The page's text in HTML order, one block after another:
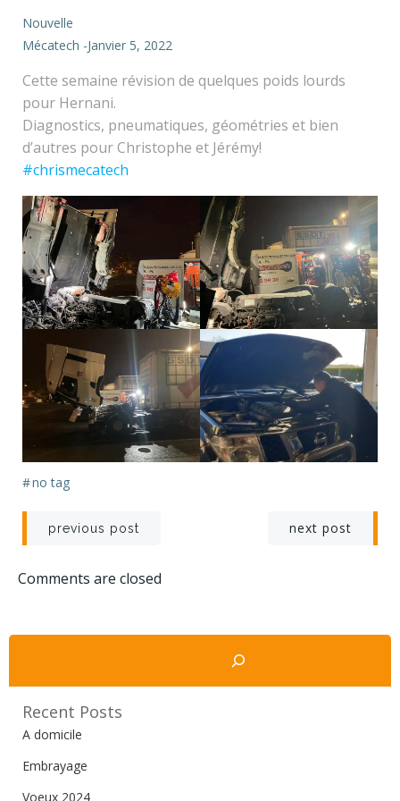
Nouvelle
Mécatech -Janvier 5, 2022
Cette semaine révision de quelques poids lourds
pour Hernani.
Diagnostics, pneumatiques, géométries et bien
d’autres pour Christophe et Jérémy!
#chrismecatech
#no tag
Navigation
de
previous post
Navigation
next post
Comments are closed
Rechercher
Recent Posts
A domicile
Embrayage
Voeux 2024